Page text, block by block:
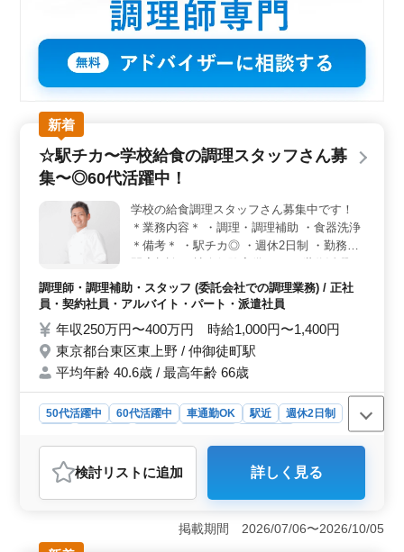
新着
☆駅チカ〜学校給食の調理スタッフさん募
集〜◎60代活躍中！
学校の給食調理スタッフさん募集中です！
＊業務内容＊ ・調理・調理補助 ・食器洗浄
＊備考＊ ・駅チカ◎ ・週休2日制 ・勤務時
中！ご応募お待ちしております！
調理師・調理補助・スタッフ (委託会社での調理業務) / 正社
員・契約社員・アルバイト・パート・派遣社員
年収250万円〜400万円 時給1,000円〜1,400円
東京都台東区東上野 / 仲御徒町駅
平均年齢 40.6歳 / 最高年齢 66歳
50代活躍中 60代活躍中 車通勤OK 駅近
週休2日制
調理師・調理補助・スタッフ
おすすめポイント
＜シニア世代にオススメ＞ 60代活躍中の職場で、経験
を活かして長く安定して働けます。シニア世代の方も歓
迎です。 ＜調理業務＞ 学校給食の調理スタッフを
検討リスト に追加 詳しく見る
掲載期間 2026/07/06〜2026/10/05